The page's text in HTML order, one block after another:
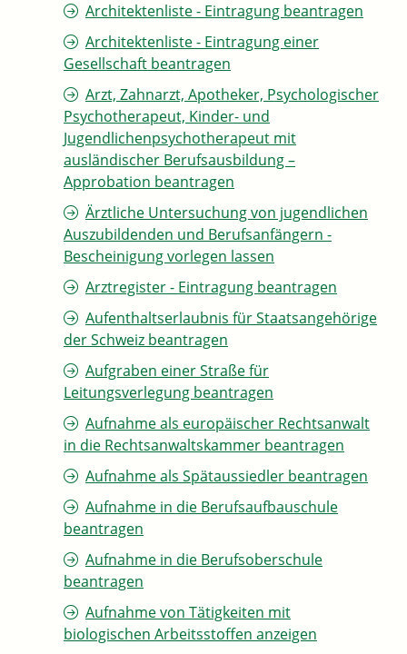
Architektenliste - Eintragung beantragen
Architektenliste - Eintragung einer
Gesellschaft beantragen
Arzt, Zahnarzt, Apotheker, Psychologischer
Psychotherapeut, Kinder- und
Jugendlichenpsychotherapeut mit
ausländischer Berufsausbildung –
Approbation beantragen
Ärztliche Untersuchung von jugendlichen
Auszubildenden und Berufsanfängern -
Bescheinigung vorlegen lassen
Arztregister - Eintragung beantragen
Aufenthaltserlaubnis für Staatsangehörige
der Schweiz beantragen
Aufgraben einer Straße für
Leitungsverlegung beantragen
Aufnahme als europäischer Rechtsanwalt
in die Rechtsanwaltskammer beantragen
Aufnahme als Spätaussiedler beantragen
Aufnahme in die Berufsaufbauschule
beantragen
Aufnahme in die Berufsoberschule
beantragen
Aufnahme von Tätigkeiten mit
biologischen Arbeitsstoffen anzeigen